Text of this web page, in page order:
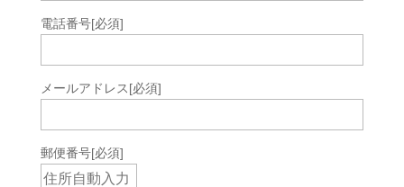
電話番号[必須]
メールアドレス[必須]
郵便番号[必須]